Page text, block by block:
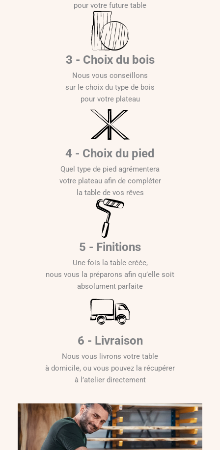
pour votre future table
3 - Choix du bois
Nous vous conseillons
sur le choix du type de bois
pour votre plateau
4 - Choix du pied
Quel type de pied agrémentera
votre plateau afin de compléter
la table de vos rêves
5 - Finitions
Une fois la table créée,
nous vous la préparons afin qu’elle soit
absolument parfaite
6 - Livraison
Nous vous livrons votre table
à domicile, ou vous pouvez la récupérer
à l’atelier directement